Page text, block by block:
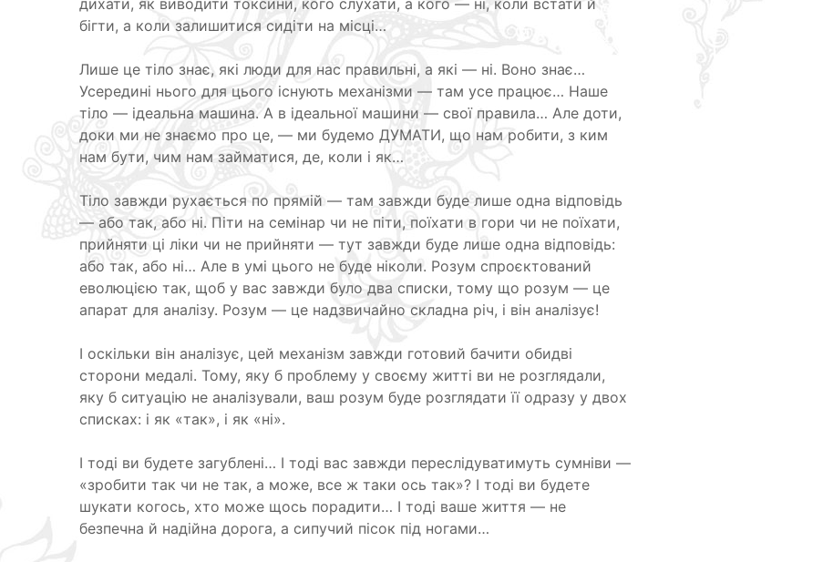
дихати, як виводити токсини, кого слухати, а кого — ні, коли встати й
бігти, а коли залишитися сидіти на місці…
Лише це тіло знає, які люди для нас правильні, а які — ні. Воно знає…
Усередині нього для цього існують механізми — там усе працює… Наше
тіло — ідеальна машина. А в ідеальної машини — свої правила… Але доти,
доки ми не знаємо про це, — ми будемо ДУМАТИ, що нам робити, з ким
нам бути, чим нам займатися, де, коли і як…
Тіло завжди рухається по прямій — там завжди буде лише одна відповідь
— або так, або ні. Піти на семінар чи не піти, поїхати в гори чи не поїхати,
прийняти ці ліки чи не прийняти — тут завжди буде лише одна відповідь:
або так, або ні… Але в умі цього не буде ніколи. Розум спроєктований
еволюцією так, щоб у вас завжди було два списки, тому що розум — це
апарат для аналізу. Розум — це надзвичайно складна річ, і він аналізує!
І оскільки він аналізує, цей механізм завжди готовий бачити обидві
сторони медалі. Тому, яку б проблему у своєму житті ви не розглядали,
яку б ситуацію не аналізували, ваш розум буде розглядати її одразу у двох
списках: і як «так», і як «ні».
І тоді ви будете загублені… І тоді вас завжди переслідуватимуть сумніви —
«зробити так чи не так, а може, все ж таки ось так»? І тоді ви будете
шукати когось, хто може щось порадити… І тоді ваше життя — не
безпечна й надійна дорога, а сипучий пісок під ногами…